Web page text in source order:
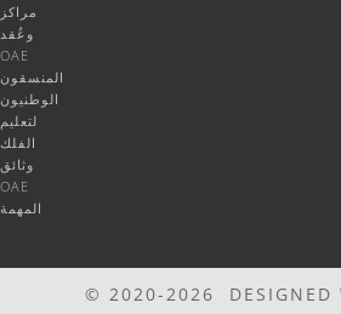
مراكز
وعُقد
OAE
المنسقون
الوطنيون
لتعليم
الفلك
وثائق
OAE
المهمة
© 2020-2026 DESIGNED